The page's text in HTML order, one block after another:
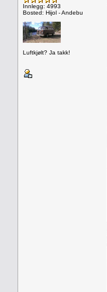
Innlegg: 4993
Bosted: Hijol - Andebu
Luftkjølt? Ja takk!